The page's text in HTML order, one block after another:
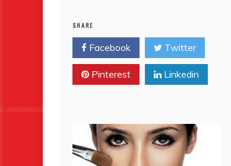
SHARE
Facebook Twitter
Pinterest Linkedin